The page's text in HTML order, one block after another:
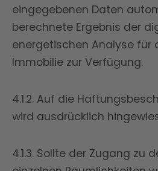
eingegebenen Daten
berechnete Ergebnis der
energetischen Analyse für
Immobilie zur Verfügung.
4.1.2. Auf die
wird ausdrücklich
4.1.3. Sollte der Zugang zu